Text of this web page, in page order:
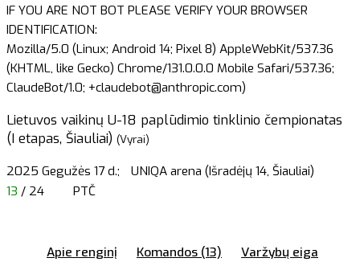
IF YOU ARE NOT BOT PLEASE VERIFY YOUR BROWSER
IDENTIFICATION:
Mozilla/5.0 (Linux; Android 14; Pixel 8) AppleWebKit/537.36
(KHTML, like Gecko) Chrome/131.0.0.0 Mobile Safari/537.36;
ClaudeBot/1.0; +claudebot@anthropic.com)
Lietuvos vaikinų U-18 paplūdimio tinklinio čempionatas
(I etapas, Šiauliai) (Vyrai)
2025 Gegužės 17 d.;
UNIQA arena (Išradėjų 14, Šiauliai)
13 / 24 PTČ
Apie renginį Komandos (13)
Varžybų eiga